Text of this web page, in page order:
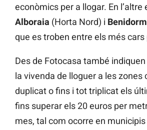
econòmics per a llogar. En
Alboraia (Horta Nord) i Benidorm
que es troben entre els més cars
Des de Fotocasa també
la vivenda de lloguer a les zones
duplicat o fins i tot triplicat els
fins superar els 20 euros per
mes, tal com ocorre en